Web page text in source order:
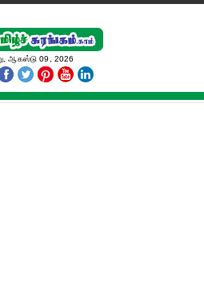
ஆகஸ்டு 09, 2026